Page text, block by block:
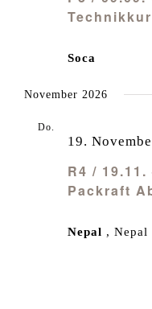
Soca
November 2026
Do.
R4 /
Packraft
19.
Nepal , Nepal